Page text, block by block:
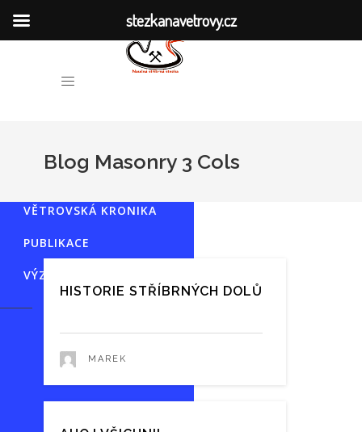
MÍSTA SPOJENÁ S TĚŽBOU
VĚTROVSKÁ KRONIKA
PUBLIKACE
VÝZKUM
Blog Masonry 3 Cols
HISTORIE STŘÍBRNÝCH DOLŮ
MAREK
stezkanavetrovy.cz